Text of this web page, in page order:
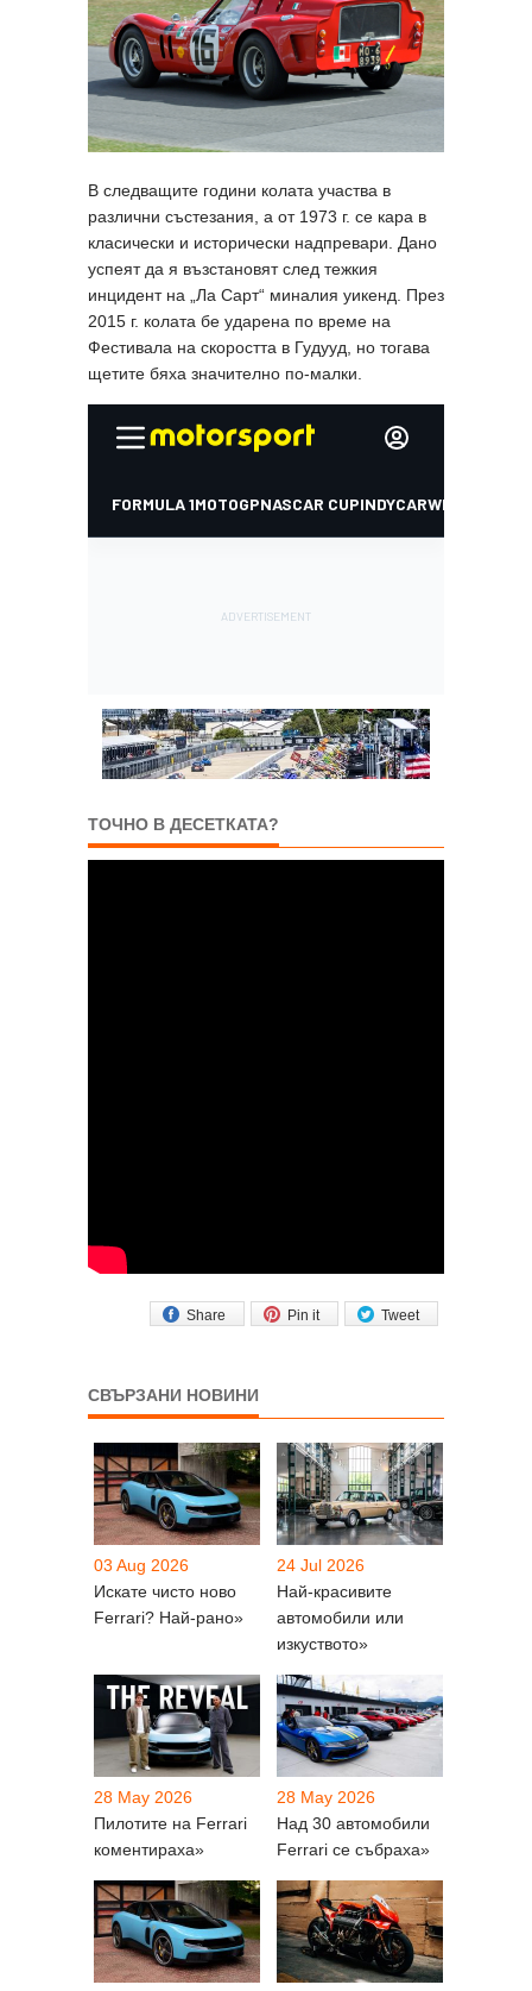
В следващите години колата участва в
различни състезания, а от 1973 г. се кара в
класически и исторически надпревари. Дано
успеят да я възстановят след тежкия
инцидент на „Ла Сарт“ миналия уикенд. През
2015 г. колата бе ударена по време на
Фестивала на скоростта в Гудууд, но тогава
щетите бяха значително по-малки.
ТОЧНО В ДЕСЕТКАТА?
Tweet
Pin it
Share
СВЪРЗАНИ НОВИНИ
03 Aug 2026
Искате чисто ново
Ferrari? Най-рано»
24 Jul 2026
Най-красивите
автомобили или
изкуството»
28 May 2026
Пилотите на Ferrari
коментираха»
28 May 2026
Над 30 автомобили
Ferrari се събраха»